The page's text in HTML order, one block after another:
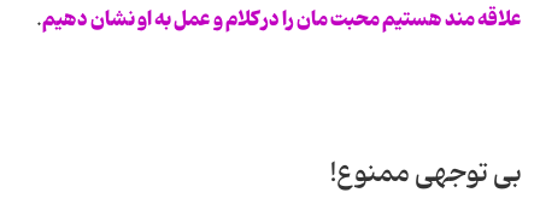
علاقه مند هستیم محبت مان را در کلام و عمل به او نشان دهیم.
بی توجهی ممنوع!